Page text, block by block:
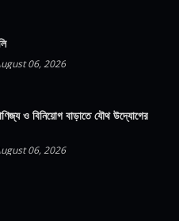
06, 2026
ও বিনিয়োগ বাড়াতে যৌথ উদ্যোগের
06, 2026